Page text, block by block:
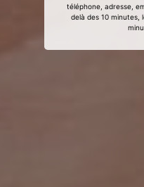
téléphone, adresse,
delà des 10 minutes,